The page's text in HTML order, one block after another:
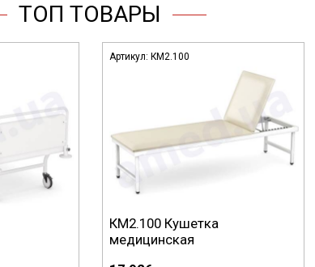
ТОП ТОВАРЫ
Артикул:КМ2.100
КМ2.100 Кушетка
медицинская